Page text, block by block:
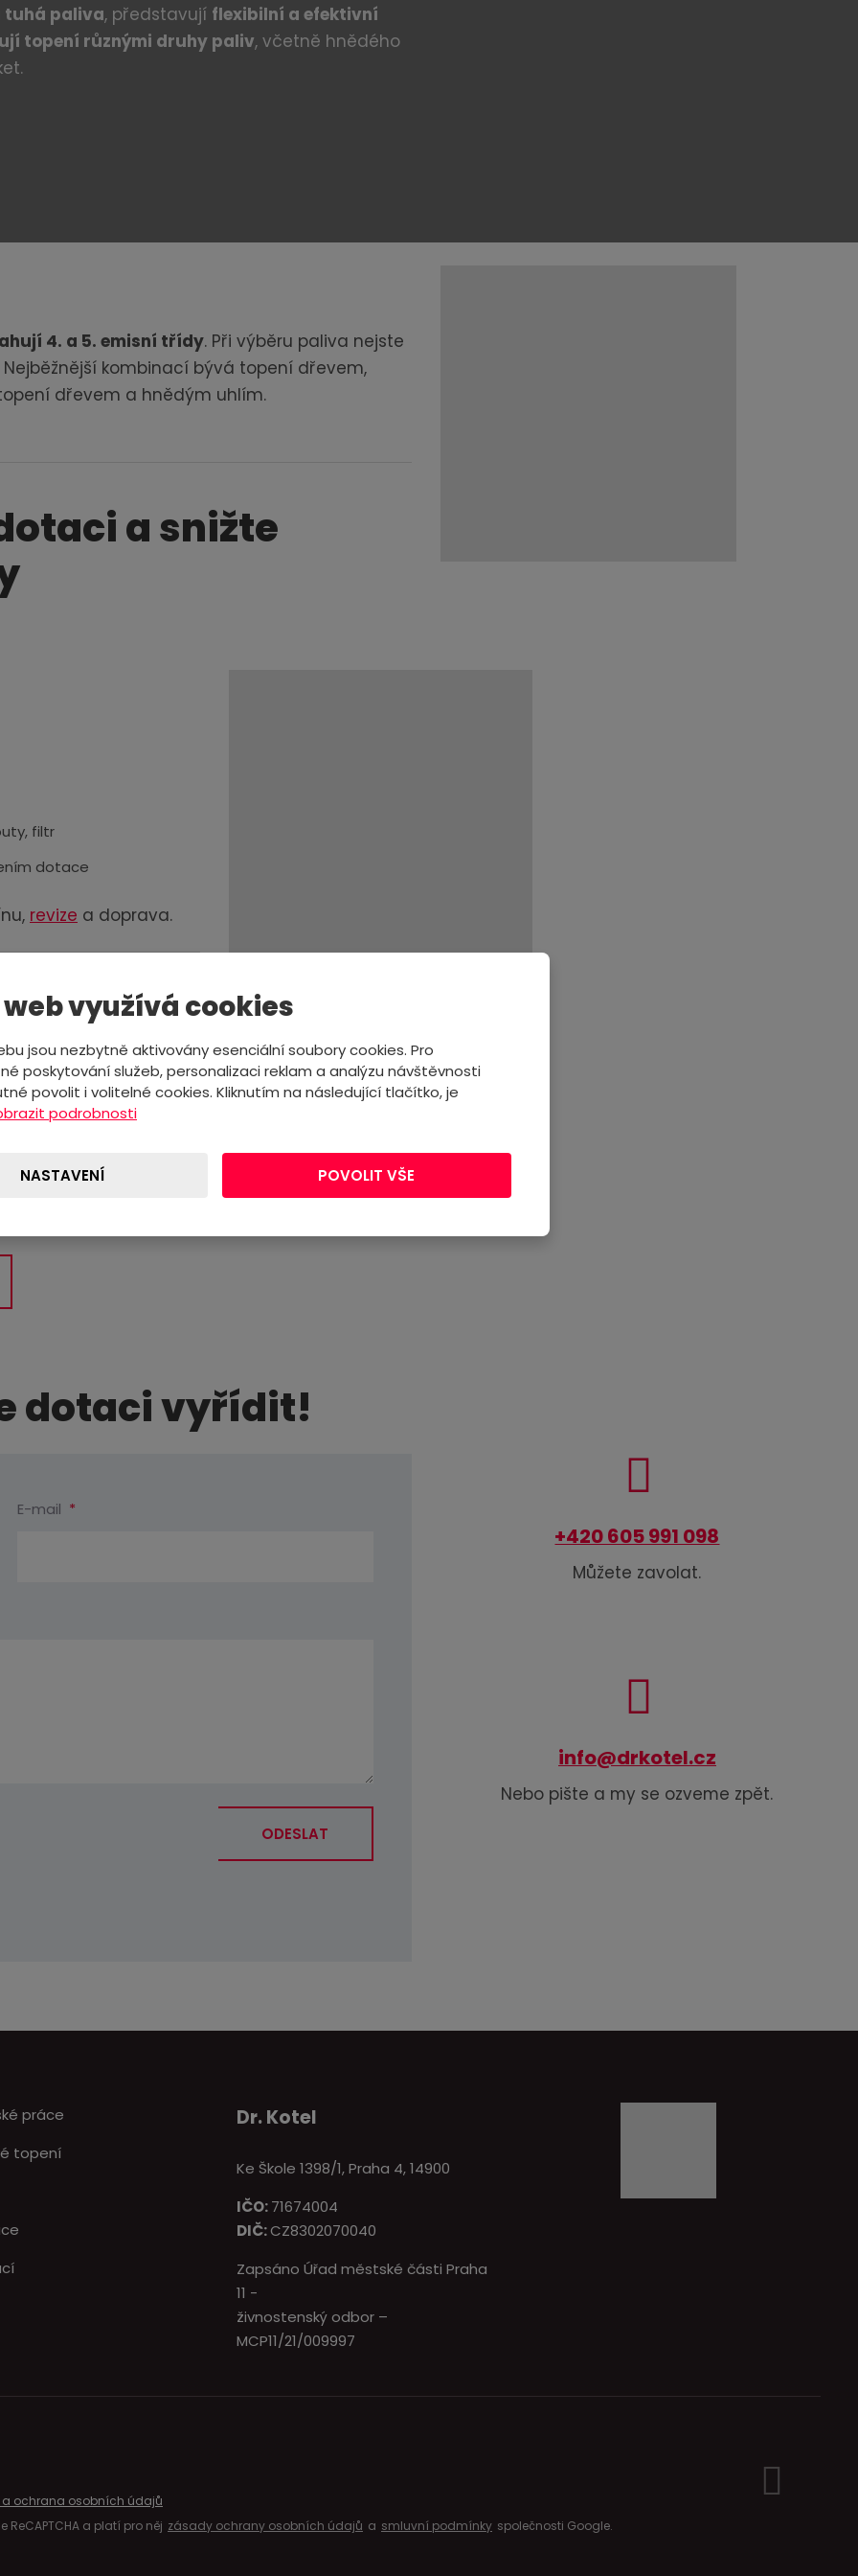
tuhá paliva, představují flexibilní a efektivní
topení různými druhy paliv, včetně hnědého
4. a 5. emisní třídy. Při výběru paliva nejste
kombinací bývá topení dřevem,
dřevem a hnědým uhlím.
a snižte
filtr
dotace
revize a doprava.
Kč
Kč
i s vyřízením
dotaci vyřídit!
E-mail *
ODESLAT
+420 605 991 098
Můžete zavolat.
info@drkotel.cz
Nebo pište a my se ozveme zpět.
práce
topení
Dr. Kotel
Ke Škole 1398/1, Praha 4, 14900
IČO:71674004
DIČ:CZ8302070040
Zapsáno Úřad městské části Praha
11 -
živnostenský odbor –
MCP11/21/009997
a ochrana osobních údajů
a platí pro něj zásady ochrany osobních údajů a smluvní podmínky společnosti Google.
využívá cookies
jsou nezbytně aktivovány esenciální soubory cookies. Pro
poskytování služeb, personalizaci reklam a analýzu návštěvnosti
povolit i volitelné cookies. Kliknutím na následující tlačítko, je
podrobnosti
NASTAVENÍ POVOLIT VŠE